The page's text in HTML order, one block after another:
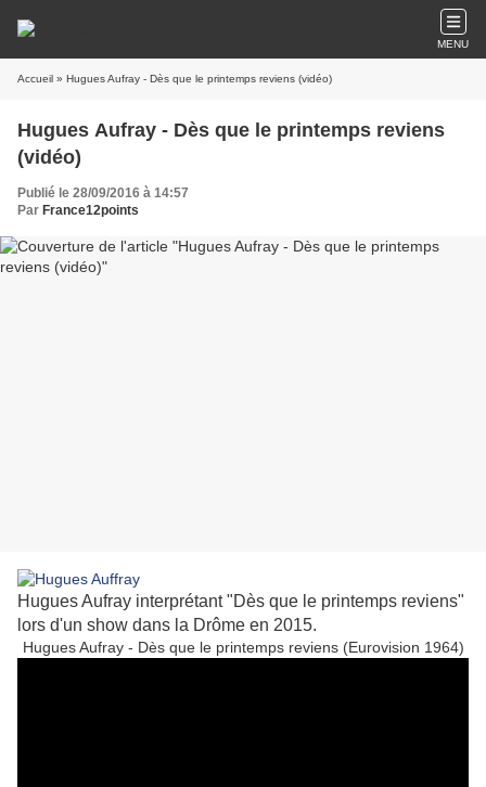
MENU
Accueil » Hugues Aufray - Dès que le printemps reviens (vidéo)
Hugues Aufray - Dès que le printemps reviens
(vidéo)
Publié le 28/09/2016 à 14:57
Par France12points
Hugues Aufray interprétant "Dès que le printemps reviens"
lors d'un show dans la Drôme en 2015.
Hugues Aufray - Dès que le printemps reviens (Eurovision 1964)